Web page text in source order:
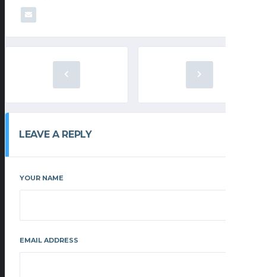
LEAVE A REPLY
YOUR NAME
EMAIL ADDRESS